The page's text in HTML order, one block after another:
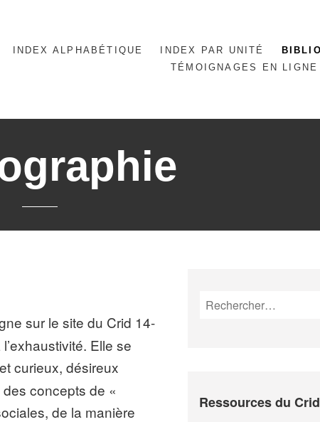
INDEX ALPHABÉTIQUE INDEX PAR UNITÉ
TÉMOIGNAGES EN LIGNE
sur le site du Crid 14-
Elle se
curieux, désireux
concepts de «
de la manière
Rechercher :
Ressources du